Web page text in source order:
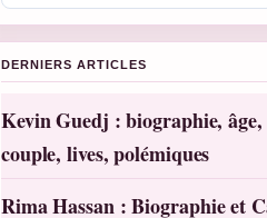
DERNIERS ARTICLES
Kevin Guedj : biographie,
couple, lives, polémiques
Rima Hassan : Biographie et